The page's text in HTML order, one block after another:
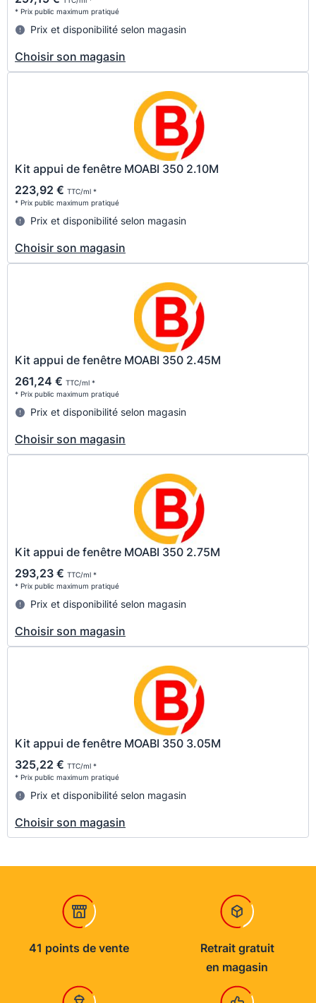
* Prix public maximum pratiqué
Prix et disponibilité selon magasin
Choisir son magasin
Kit appui de fenêtre MOABI 350 2.10M
223,92 € TTC/ml *
* Prix public maximum pratiqué
Prix et disponibilité selon magasin
Choisir son magasin
Kit appui de fenêtre MOABI 350 2.45M
261,24 € TTC/ml *
* Prix public maximum pratiqué
Prix et disponibilité selon magasin
Choisir son magasin
Kit appui de fenêtre MOABI 350 2.75M
293,23 € TTC/ml *
* Prix public maximum pratiqué
Prix et disponibilité selon magasin
Choisir son magasin
Kit appui de fenêtre MOABI 350 3.05M
325,22 € TTC/ml *
* Prix public maximum pratiqué
Prix et disponibilité selon magasin
Choisir son magasin
41 points de vente
Retrait gratuit
en magasin